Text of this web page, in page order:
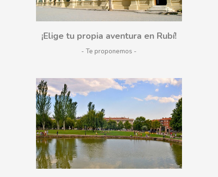
¡Elige tu propia aventura en Rubí!
- Te proponemos